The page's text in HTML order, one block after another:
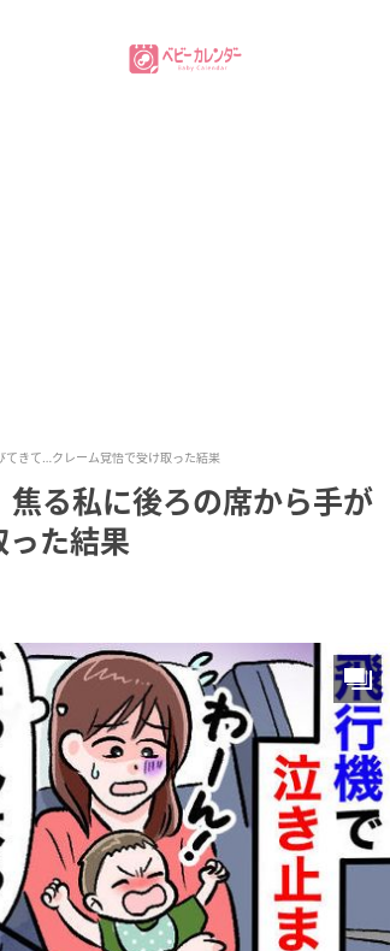
てきて…クレーム覚悟で受け取った結果
焦る私に後ろの席から手が
た結果